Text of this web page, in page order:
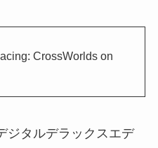
CrossWorlds on
ジタルデラックスエデ